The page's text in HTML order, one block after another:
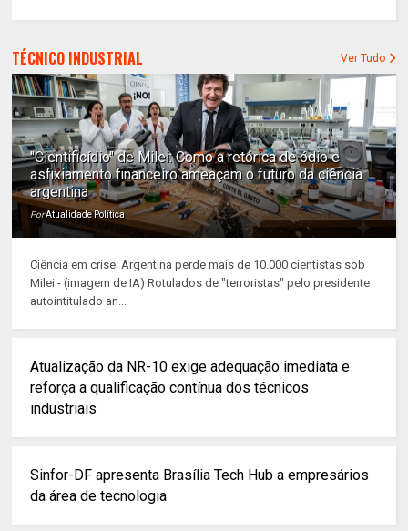
TÉCNICO INDUSTRIAL Ver Tudo
"Cientificídio" de Milei: Como a retórica de ódio e
asfixiamento financeiro ameaçam o futuro da ciência
argentina
PorAtualidade Política
Ciência em crise: Argentina perde mais de 10.000 cientistas sob
Milei - (imagem de IA) Rotulados de "terroristas" pelo presidente
autointitulado an...
Atualização da NR-10 exige adequação imediata e
reforça a qualificação contínua dos técnicos
industriais
Sinfor-DF apresenta Brasília Tech Hub a empresários
da área de tecnologia